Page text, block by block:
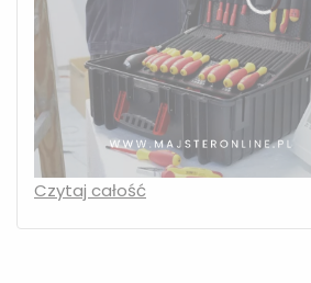
Czytaj całość